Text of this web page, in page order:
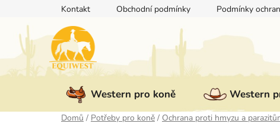
obsah
Kontakt Obchodní podmínky Podmínky
Western pro koně Western
Domů / Potřeby pro koně / Ochrana proti hmyzu a